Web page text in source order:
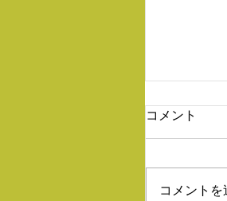
コメント
コメント